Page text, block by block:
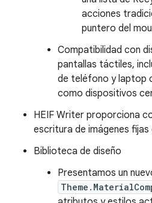
acciones
puntero del
Compatibilidad con
pantallas táctiles,
de teléfono y laptop
como dispositivos
HEIF Writer proporciona
escritura de imágenes
Biblioteca de diseño
Presentamos un